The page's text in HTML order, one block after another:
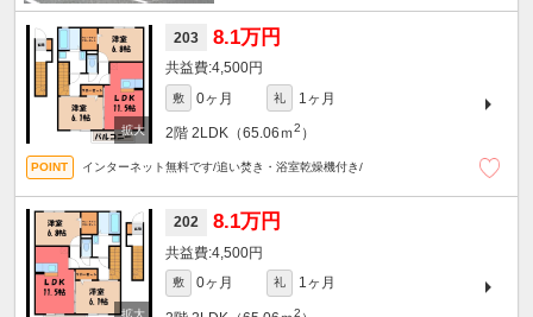
203 8.1万円
4,500円
敷 0ヶ月 礼 1ヶ月
2階 2LDK（65.06ｍ2 ）
インターネット無料です/追い焚き・浴室乾燥機付き/
202 8.1万円
4,500円
敷 0ヶ月 礼 1ヶ月
2